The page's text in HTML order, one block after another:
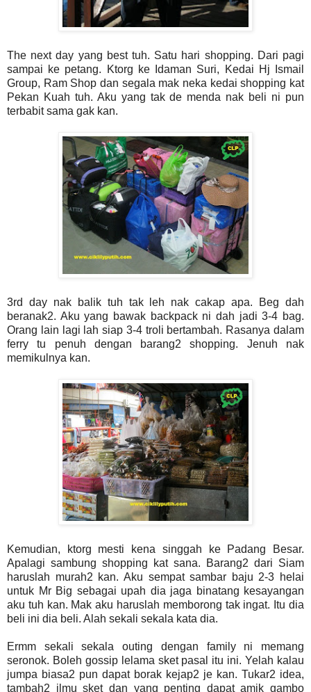
The next day yang best tuh. Satu hari shopping. Dari pagi
sampai ke petang. Ktorg ke Idaman Suri, Kedai Hj Ismail
Group, Ram Shop dan segala mak neka kedai shopping kat
Pekan Kuah tuh. Aku yang tak de menda nak beli ni pun
terbabit sama gak kan.
3rd day nak balik tuh tak leh nak cakap apa. Beg dah
beranak2. Aku yang bawak backpack ni dah jadi 3-4 bag.
Orang lain lagi lah siap 3-4 troli bertambah. Rasanya dalam
ferry tu penuh dengan barang2 shopping. Jenuh nak
memikulnya kan.
Kemudian, ktorg mesti kena singgah ke Padang Besar.
Apalagi sambung shopping kat sana. Barang2 dari Siam
haruslah murah2 kan. Aku sempat sambar baju 2-3 helai
untuk Mr Big sebagai upah dia jaga binatang kesayangan
aku tuh kan. Mak aku haruslah memborong tak ingat. Itu dia
beli ini dia beli. Alah sekali sekala kata dia.
Ermm sekali sekala outing dengan family ni memang
seronok. Boleh gossip lelama sket pasal itu ini. Yelah kalau
jumpa biasa2 pun dapat borak kejap2 je kan. Tukar2 idea,
tambah2 ilmu sket dan yang penting dapat amik gambo